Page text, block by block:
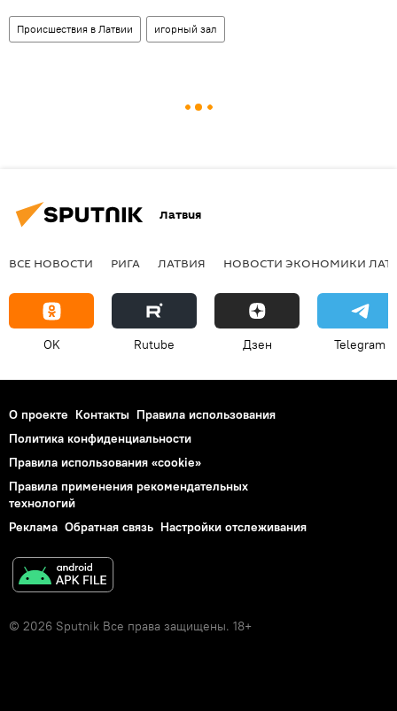
Происшествия в Латвии игорный зал
Латвия
ВСЕ НОВОСТИ РИГА ЛАТВИЯ НОВОСТИ ЭКОНОМИКИ
OK Rutube Дзен Telegram
О проекте Контакты Правила использования
Политика конфиденциальности
Правила использования «cookie»
Правила применения рекомендательных
технологий
Реклама Обратная связь Настройки отслеживания
© 2026 Sputnik Все права защищены. 18+